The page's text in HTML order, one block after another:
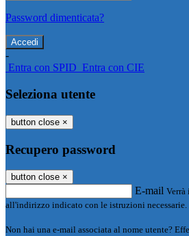
Password dimenticata?
-
Entra con SPID Entra con CIE
Seleziona utente
button close ×
Recupero password
button close ×
E-mail Verrà
all'indirizzo indicato con le istruzioni necessarie.
Non hai una e-mail associata al nome utente?